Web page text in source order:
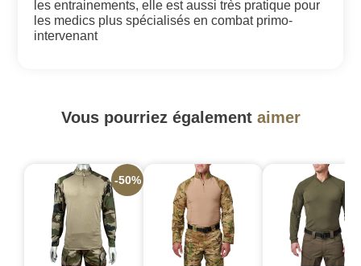
les entrainements, elle est aussi très pratique pour
les medics plus spécialisés en combat primo-
intervenant
Vous pourriez également aimer
-50%